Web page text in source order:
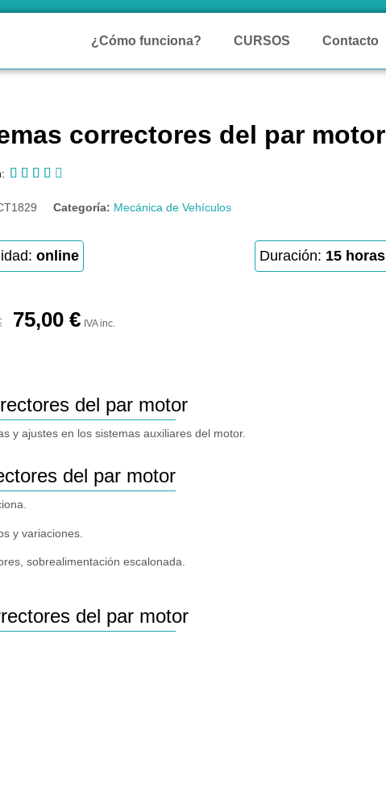
¿Cómo funciona? CURSOS Contacto
correctores del par motor
    
Categoría: Mecánica de Vehículos
online Duración: 15 horas
75,00 € IVA inc.
del par motor
y ajustes en los sistemas auxiliares del motor.
del par motor
y variaciones.
sobrealimentación escalonada.
del par motor